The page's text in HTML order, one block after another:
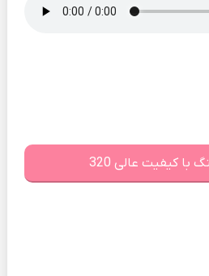
با کیفیت عالی 320